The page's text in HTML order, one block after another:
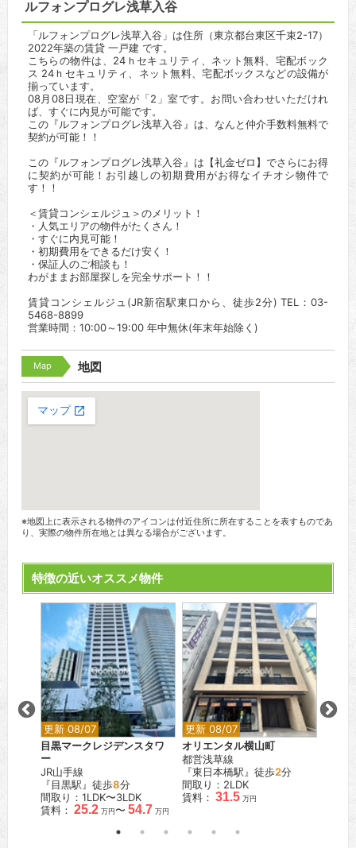
ルフォンプログレ浅草入谷
「ルフォンプログレ浅草入谷」は住所（東京都台東区千束2-17）
2022年築の賃貸 一戸建 です。
こちらの物件は、24ｈセキュリティ、ネット無料、宅配ボック
ス 24ｈセキュリティ、ネット無料、宅配ボックスなどの設備が
揃っています。
08月08日現在、空室が「2」室です。お問い合わせいただけれ
ば、すぐに内見が可能です。
この『ルフォンプログレ浅草入谷』は、なんと仲介手数料無料で
契約が可能！！
この『ルフォンプログレ浅草入谷』は【礼金ゼロ】でさらにお得
に契約が可能！お引越しの初期費用がお得なイチオシ物件で
す！！
＜賃貸コンシェルジュ＞のメリット！
・人気エリアの物件がたくさん！
・すぐに内見可能！
・初期費用をできるだけ安く！
・保証人のご相談も！
わがままお部屋探しを完全サポート！！
賃貸コンシェルジュ(JR新宿駅東口から、徒歩2分) TEL：03-
5468-8899
営業時間：10:00～19:00 年中無休(年末年始除く)
Map 地図
※地図上に表示される物件のアイコンは付近住所に所在することを表すものであ
り、実際の物件所在地とは異なる場合がございます。
特徴の近いオススメ物件
更新 08/07
目黒マークレジデンスタワ
ー
JR山手線
『目黒駅』徒歩8分
間取り：1LDK〜3LDK
賃料： 25.2 万円〜 54.7 万円
更新 08/07
オリエンタル横山町
都営浅草線
『東日本橋駅』徒歩2分
間取り：2LDK
賃料： 31.5 万円
間取